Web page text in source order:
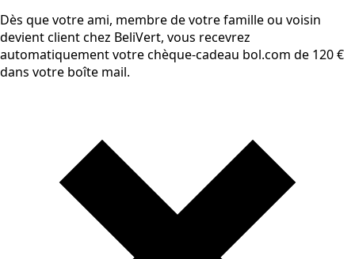
Dès que votre ami, membre de votre famille ou voisin
devient client chez BeliVert, vous recevrez
automatiquement votre chèque-cadeau bol.com de 120 €
dans votre boîte mail.